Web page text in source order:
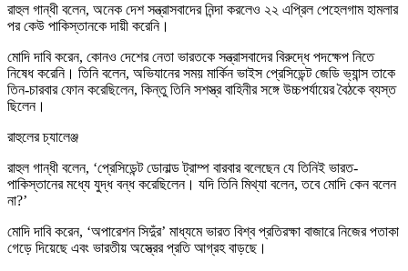
রাহুল গান্ধী বলেন, অনেক দেশ সন্ত্রাসবাদের নিন্দা করলেও ২২ এপ্রিল পেহেলগাম হামলার
পর কেউ পাকিস্তানকে দায়ী করেনি।
মোদি দাবি করেন, কোনও দেশের নেতা ভারতকে সন্ত্রাসবাদের বিরুদ্ধে পদক্ষেপ নিতে
নিষেধ করেনি। তিনি বলেন, অভিযানের সময় মার্কিন ভাইস প্রেসিডেন্ট জেডি ভ্যান্স তাকে
তিন-চারবার ফোন করেছিলেন, কিন্তু তিনি সশস্ত্র বাহিনীর সঙ্গে উচ্চপর্যায়ের বৈঠকে ব্যস্ত
ছিলেন।
রাহুলের চ্যালেঞ্জ
রাহুল গান্ধী বলেন, ‘প্রেসিডেন্ট ডোনাল্ড ট্রাম্প বারবার বলেছেন যে তিনিই ভারত-
পাকিস্তানের মধ্যে যুদ্ধ বন্ধ করেছিলেন। যদি তিনি মিথ্যা বলেন, তবে মোদি কেন বলেন
না?’
মোদি দাবি করেন, ‘অপারেশন সিদুঁর’ মাধ্যমে ভারত বিশ্ব প্রতিরক্ষা বাজারে নিজের পতাকা
গেড়ে দিয়েছে এবং ভারতীয় অস্ত্রের প্রতি আগ্রহ বাড়ছে।